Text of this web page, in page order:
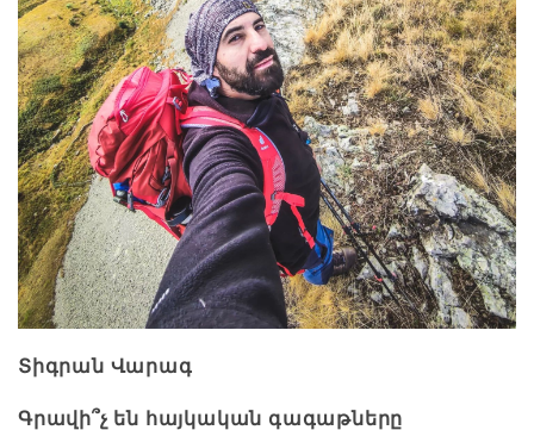
Տիգրան Վարագ
Գրավի՞չ են հայկական գագաթները